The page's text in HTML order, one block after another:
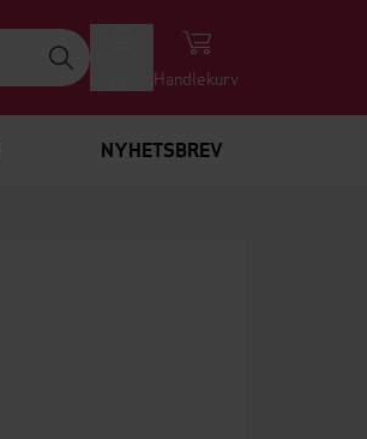
Handlekurv
NYHETSBREV